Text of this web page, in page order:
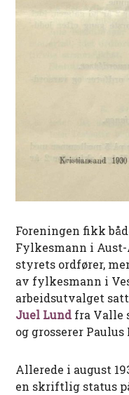
Foreningen fikk
Fylkesmann i Aust-
styrets ordfører,
av fylkesmann i
arbeidsutvalget
Juel Lundfra Valle
og grosserer
Allerede i august
en skriftlig status